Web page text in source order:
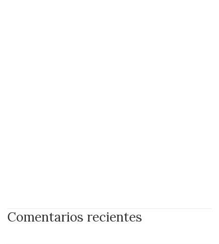
Comentarios recientes